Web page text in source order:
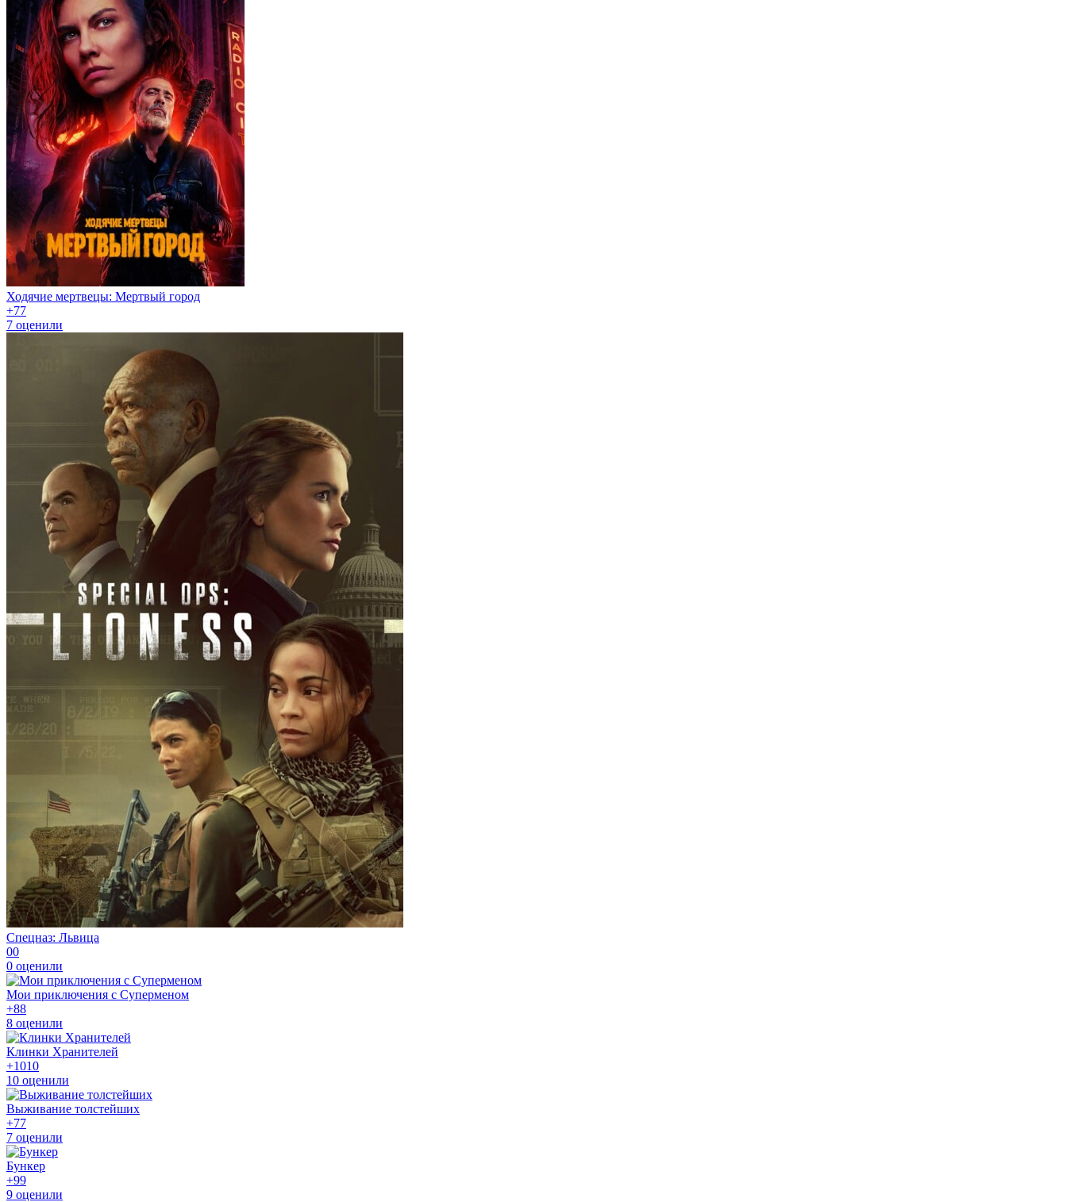
Ходячие мертвецы: Мертвый город
+77
7 оценили
Спецназ: Львица
00
0 оценили
Мои приключения с Суперменом
+88
8 оценили
Клинки Хранителей
+1010
10 оценили
Выживание толстейших
+77
7 оценили
Бункер
+99
9 оценили